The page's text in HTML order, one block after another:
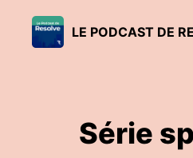
Série